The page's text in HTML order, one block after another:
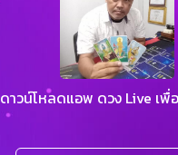
ดาวน์โหลดแอพ ดวง Live เพื่